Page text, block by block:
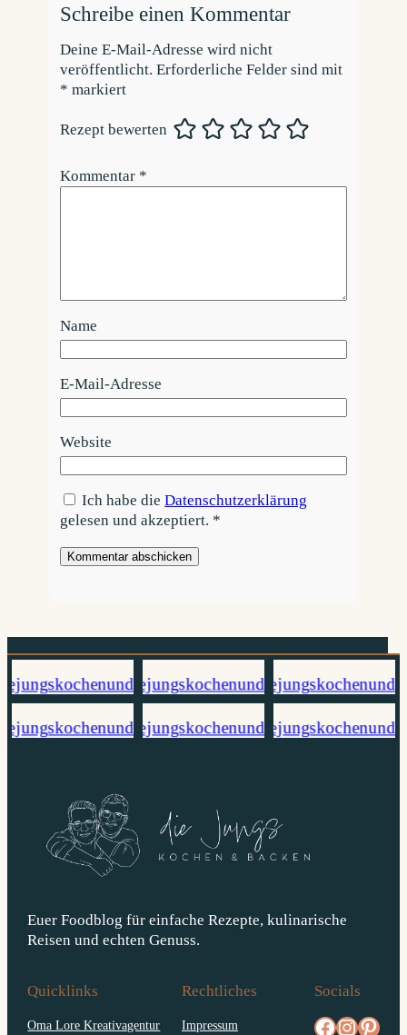
Schreibe einen Kommentar
Deine E-Mail-Adresse wird nicht
veröffentlicht. Erforderliche Felder sind mit
* markiert
Rezept bewerten
Kommentar *
Name
E-Mail-Adresse
Website
Ich habe dieDatenschutzerklärung
gelesen und akzeptiert. *
Euer Foodblog für einfache Rezepte, kulinarische
Reisen und echten Genuss.
Quicklinks
Oma Lore Kreativagentur
Rechtliches
Impressum
Socials
facebook.com/diejungskochenundbacken Instagrampinterest.com/diejungs